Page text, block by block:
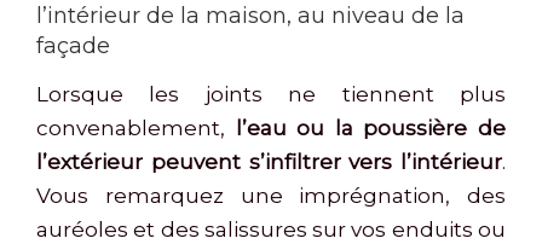
l’intérieur de la maison, au niveau de la
façade
Lorsque les joints ne tiennent plus
convenablement, l’eau ou la poussière de
l’extérieur peuvent s’infiltrer vers l’intérieur.
Vous remarquez une imprégnation, des
auréoles et des salissures sur vos enduits ou